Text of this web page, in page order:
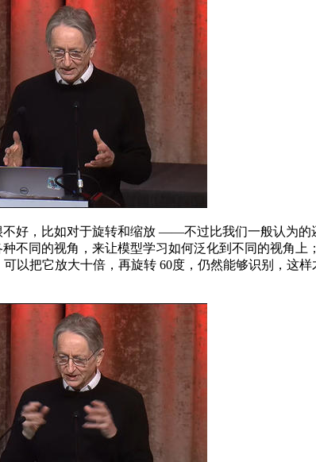
，比如对于旋转和缩放 ——不过比我们一般认为的
不同的视角，来让模型学习如何泛化到不同的视角
把它放大十倍，再旋转 60度，仍然能够识别，这